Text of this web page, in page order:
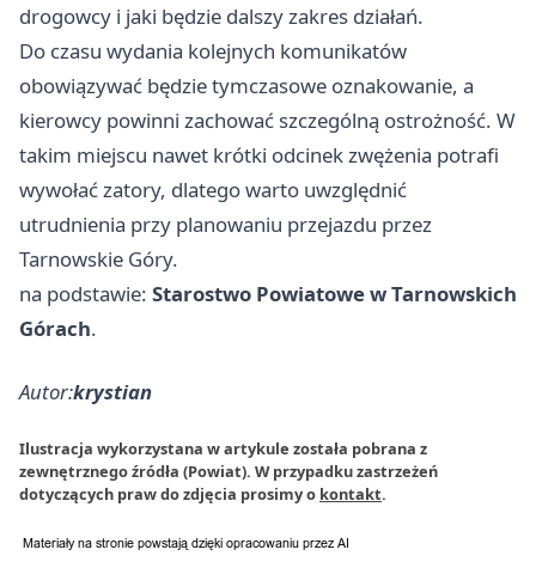
drogowcy i jaki będzie dalszy zakres działań.
Do czasu wydania kolejnych komunikatów
obowiązywać będzie tymczasowe oznakowanie, a
kierowcy powinni zachować szczególną ostrożność. W
takim miejscu nawet krótki odcinek zwężenia potrafi
wywołać zatory, dlatego warto uwzględnić
utrudnienia przy planowaniu przejazdu przez
Tarnowskie Góry.
na podstawie: Starostwo Powiatowe w Tarnowskich
Górach.
Autor:krystian
Ilustracja wykorzystana w artykule została pobrana z
zewnętrznego źródła (Powiat). W przypadku zastrzeżeń
dotyczących praw do zdjęcia prosimy o kontakt.